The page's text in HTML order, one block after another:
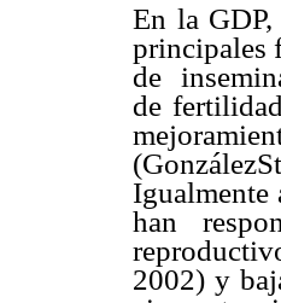
En la
principales
de
de
Igualmente
han
2002) y